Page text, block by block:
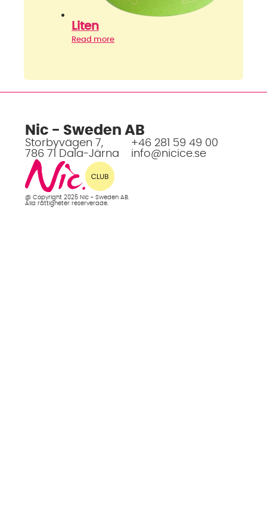
Liten
Read more
Nic - Sweden AB
Storbyvägen 7,
786 71 Dala-Järna
+46 281 59 49 00
info@nicice.se
@ Copyright 2025 Nic - Sweden AB.
Alla rättigheter reserverade.